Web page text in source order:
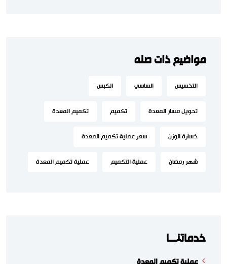
مواضيع ذات صله
التخسيس الساسي الكبس
تحويل مسار المعدة تكميم تكميم المعدة
خسارة الوزن سعر عملية تكميم المعدة
شهر رمضان عملية التكميم عملية تكميم المعدة
خدماتنـــا